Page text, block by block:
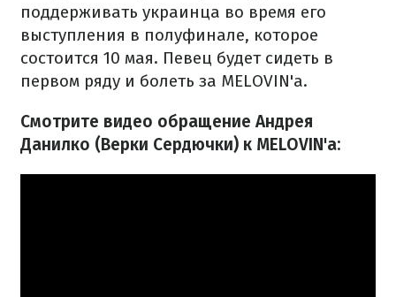
поддерживать украинца во время его
выступления в полуфинале, которое
состоится 10 мая. Певец будет сидеть в
первом ряду и болеть за MELOVIN'а.
Смотрите видео обращение Андрея
Данилко (Верки Сердючки) к MELOVIN'а: